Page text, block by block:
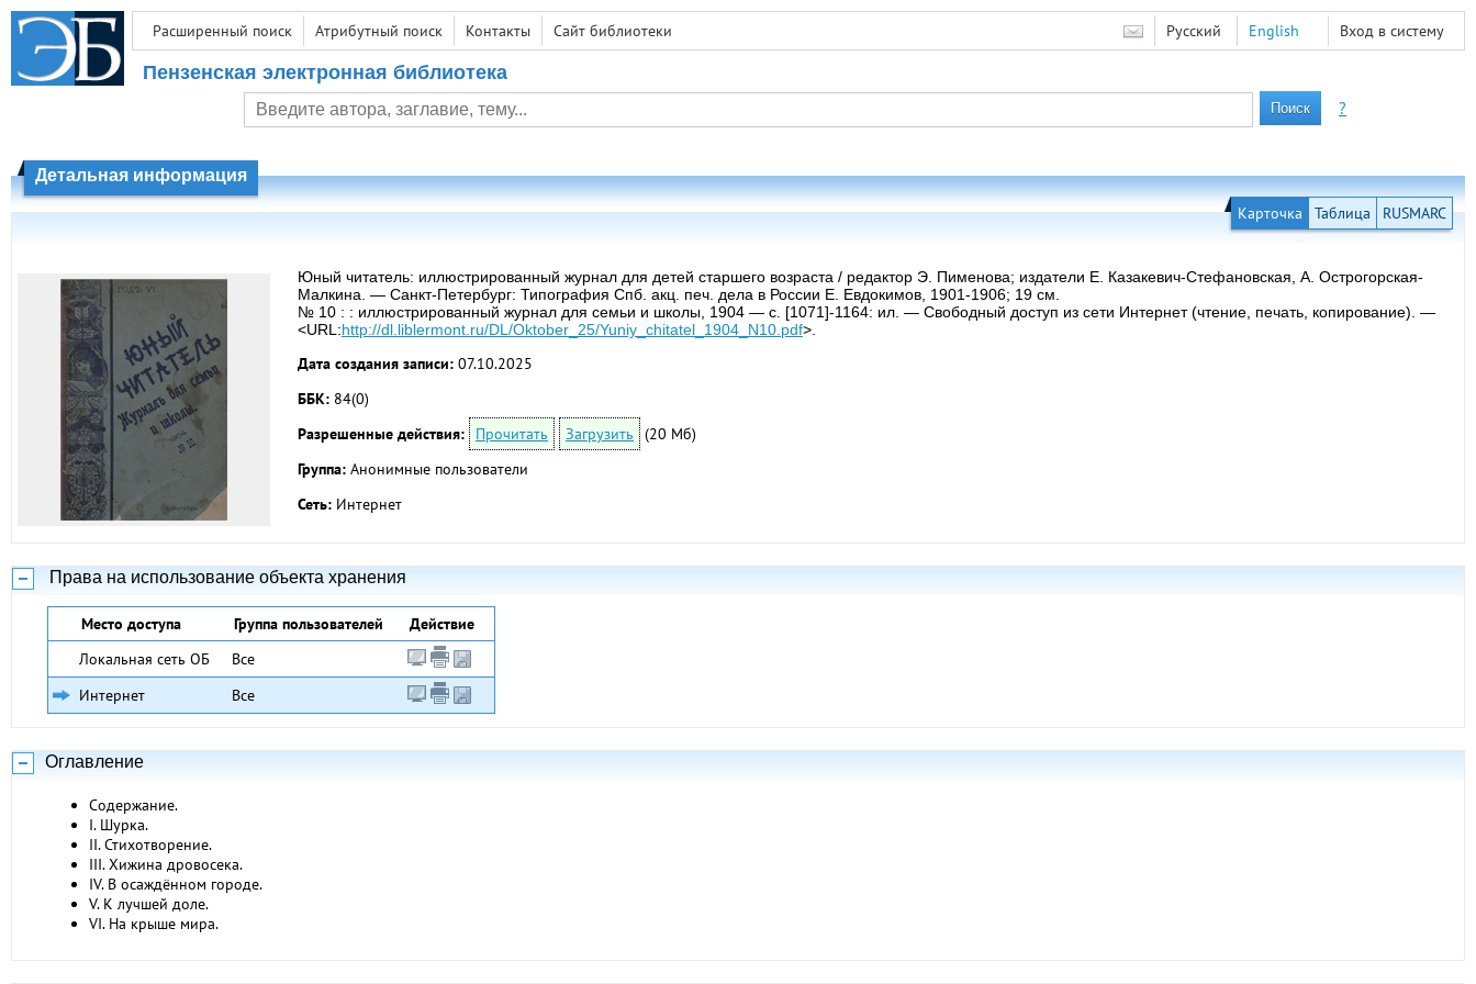
Расширенный поиск Атрибутный поиск Контакты Сайт библиотеки Вход в систему
Русский English
Пензенская электронная библиотека
?
Детальная информация
Карточка Таблица RUSMARC
Юный читатель: иллюстрированный журнал для детей старшего возраста / редактор Э. Пименова; издатели Е. Казакевич-Стефановская, А. Острогорская-
Малкина. — Санкт-Петербург: Типография Спб. акц. печ. дела в России Е. Евдокимов, 1901-1906; 19 см.
№ 10 : : иллюстрированный журнал для семьи и школы, 1904 — с. [1071]-1164: ил. — Свободный доступ из сети Интернет (чтение, печать, копирование). —
<URL:http://dl.liblermont.ru/DL/Oktober_25/Yuniy_chitatel_1904_N10.pdf>.
Дата создания записи: 07.10.2025
ББК: 84(0)
Разрешенные действия:
Прочитать Загрузить
(20 Мб)
Группа: Анонимные пользователи
Сеть: Интернет
Права на использование объекта хранения
Место доступа Группа пользователей
Действие
Локальная сеть ОБ
Все
Интернет
Все
Оглавление
Содержание.
I. Шурка.
II. Стихотворение.
III. Хижина дровосека.
IV. В осаждённом городе.
V. К лучшей доле.
VI. На крыше мира.